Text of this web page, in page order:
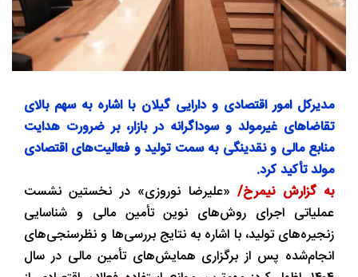
مدیرکل امور اقتصادی و دارایی گیلان با اشاره به سهم بالای
تقاضاهای غیرمولد و سوداگرانه در بازار، بر ضرورت هدایت
منابع مالی و نقدینگی به سمت تولید و فعالیت‌های اقتصادی
مولد تأکید کرد.
به گزارش نیمرخ/ «علیرضا نوروزی» در نخستین نشست
عملیاتی اجرای روش‌های نوین تأمین مالی و شناسایی
زنجیره‌های تولید، با اشاره به نتایج بررسی‌ها و نظرسنجی‌های
انجام‌شده پس از برگزاری همایش‌های تأمین مالی در سال